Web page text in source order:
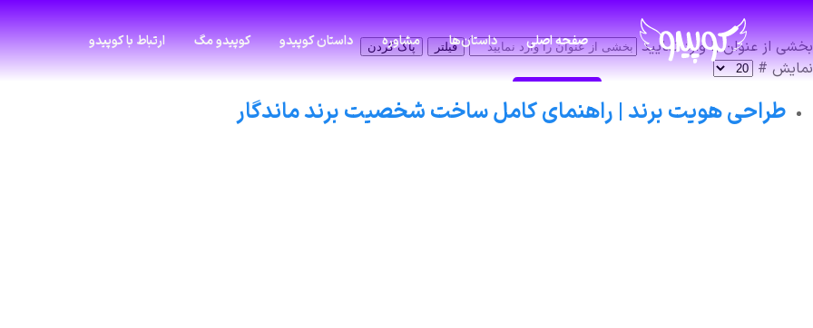
صفحه اصلی داستان‌ها مشاوره داستان کوپیدو کوپیدو مگ ارتباط با کوپیدو بخشی از عنوان را وارد نمایید فیلتر پاک کردن
نمایش #
طراحی هویت برند | راهنمای کامل ساخت شخصیت برند ماندگار